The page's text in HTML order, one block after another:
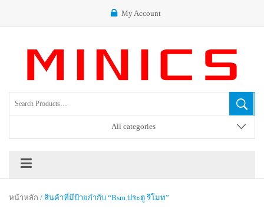
My Account
All categories
หน้าหลัก / สินค้าที่มีป้ายกำกับ “bsm ประตู รีโมท”